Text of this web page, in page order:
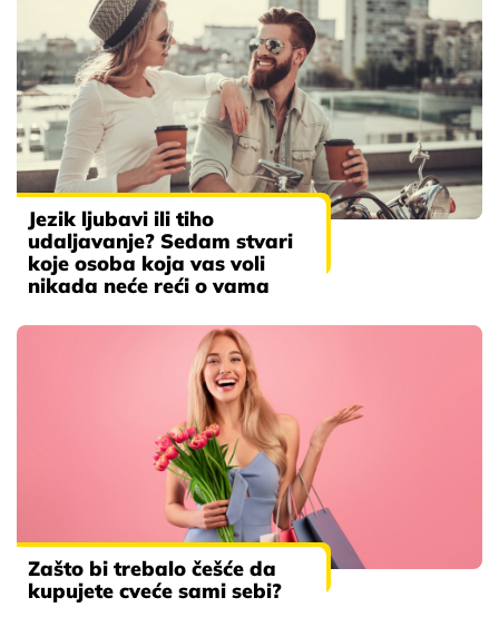
Jezik ljubavi ili tiho
udaljavanje? Sedam stvari
koje osoba koja vas voli
nikada neće reći o vama
Zašto bi trebalo češće da
kupujete cveće sami sebi?